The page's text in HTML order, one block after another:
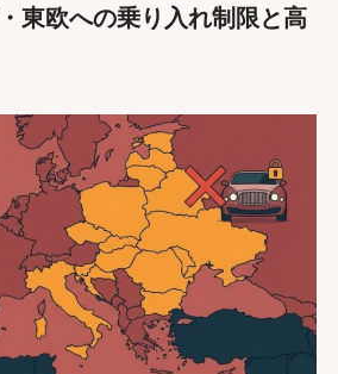
欧への乗り入れ制限と高